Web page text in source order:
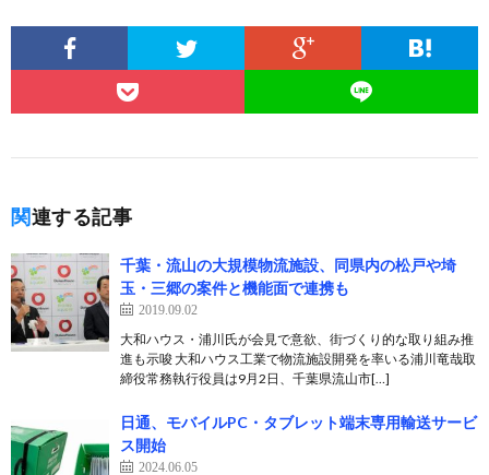
関連する記事
千葉・流山の大規模物流施設、同県内の松戸や埼
玉・三郷の案件と機能面で連携も
2019.09.02
大和ハウス・浦川氏が会見で意欲、街づくり的な取り組み推
進も示唆 大和ハウス工業で物流施設開発を率いる浦川竜哉取
締役常務執行役員は9月2日、千葉県流山市[…]
日通、モバイルPC・タブレット端末専用輸送サービ
ス開始
2024.06.05